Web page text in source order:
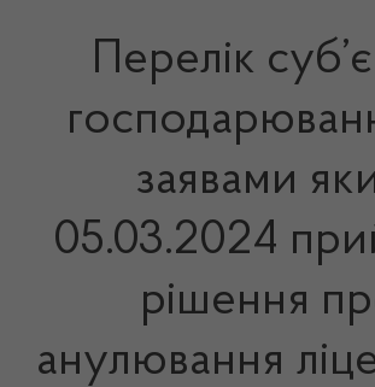
Перелік
заявами
05.03.2024
рішення
анулювання